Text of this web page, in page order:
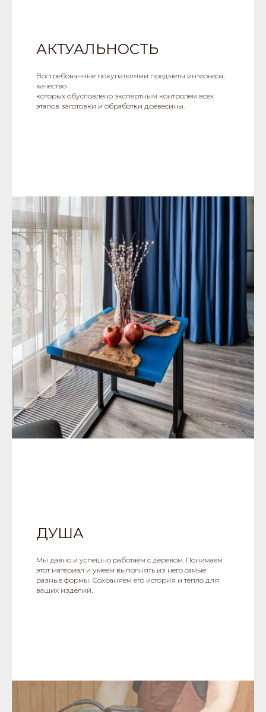
АКТУАЛЬНОСТЬ
Востребованные покупателями предметы интерьера,
качество
которых обусловлено экспертным контролем всех
этапов заготовки и обработки древесины.
ДУША
Мы давно и успешно работаем с деревом. Понимаем
этот материал и умеем выполнять из него самые
разные формы. Сохраняем его история и тепло для
ваших изделий.